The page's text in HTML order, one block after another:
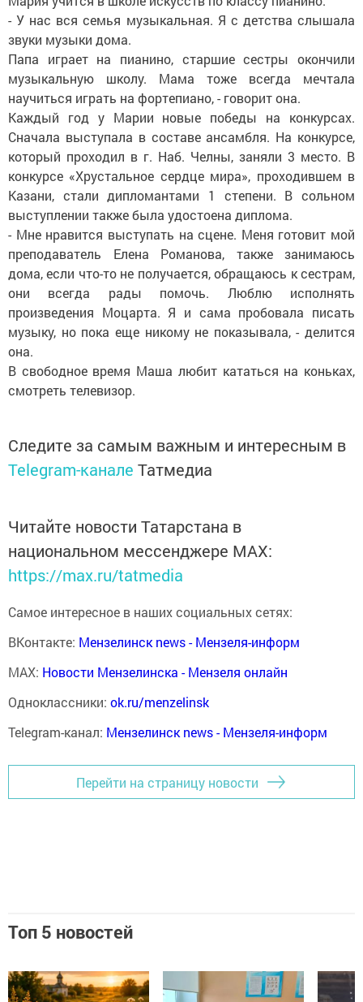
- У нас вся семья музыкальная. Я с детства слышала
звуки музыки дома.
Папа играет на пианино, старшие сестры окончили
музыкальную школу. Мама тоже всегда мечтала
научиться играть на фортепиано, - говорит она.
Каждый год у Марии новые победы на конкурсах.
Сначала выступала в составе ансамбля. На конкурсе,
который проходил в г. Наб. Челны, заняли 3 место. В
конкурсе «Хрустальное сердце мира», проходившем в
Казани, стали дипломантами 1 степени. В сольном
выступлении также была удостоена диплома.
- Мне нравится выступать на сцене. Меня готовит мой
преподаватель Елена Романова, также занимаюсь
дома, если что-то не получается, обращаюсь к сестрам,
они всегда рады помочь. Люблю исполнять
произведения Моцарта. Я и сама пробовала писать
музыку, но пока еще никому не показывала, - делится
она.
В свободное время Маша любит кататься на коньках,
смотреть телевизор.
Следите за самым важным и интересным в
Telegram-канале Татмедиа
Читайте новости Татарстана в
национальном мессенджере MАХ:
https://max.ru/tatmedia
Самое интересное в наших социальных сетях:
ВКонтакте: Мензелинск news - Мензеля-информ
MAX: Новости Мензелинска - Мензеля онлайн
Одноклассники: ok.ru/menzelinsk
Telegram-канал: Мензелинск news - Мензеля-информ
Перейти на страницу новости
Топ 5 новостей